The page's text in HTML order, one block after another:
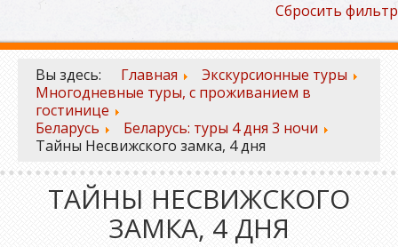
Сбросить фильтр
Вы здесь: Главная
Экскурсионные туры
Многодневные туры, с проживанием в
гостинице
Беларусь
Беларусь: туры 4 дня 3 ночи
Тайны Несвижского замка, 4 дня
ТАЙНЫ НЕСВИЖСКОГО
ЗАМКА, 4 ДНЯ